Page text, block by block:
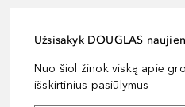
Užsisakyk DOUGLAS
Nuo šiol žinok viską apie
išskirtinius pasiūlymus